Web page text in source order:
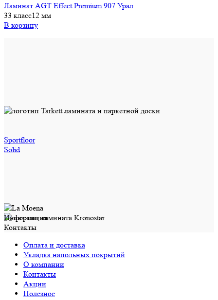
Ламинат AGT Effect Premium 907 Урал
33 класс12 мм
В корзину
Sportfloor
Solid
Информация
Контакты
Оплата и доставка
Укладка напольных покрытий
О компании
Контакты
Акции
Полезное